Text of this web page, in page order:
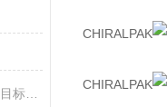
CHIRALPAK
CHIRALPAK